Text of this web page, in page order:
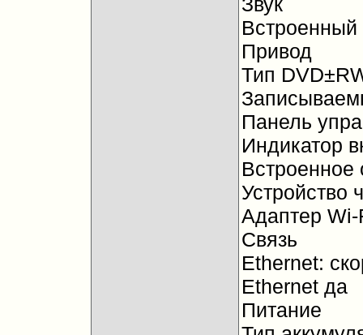
Встроенный
Привод
Тип
Панель
Индикатор
Встроенное
Устройство
Адаптер
Связь
Ethernet:
Ethernet да
Питание